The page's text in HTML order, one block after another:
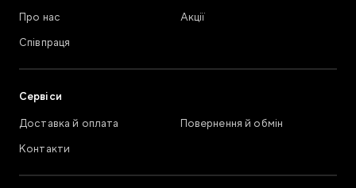
Про нас
Акції
Співпраця
Сервіси
Доставка й оплата
Повернення й обмін
Контакти